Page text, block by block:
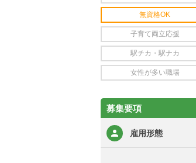
無資格OK
子育て両立応援
駅チカ・駅ナカ
女性が多い職場
募集要項
雇用形態